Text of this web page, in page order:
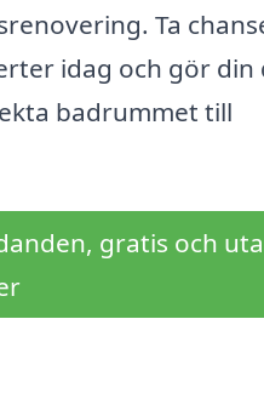
Ta
idag och gör din
badrummet till
gratis och